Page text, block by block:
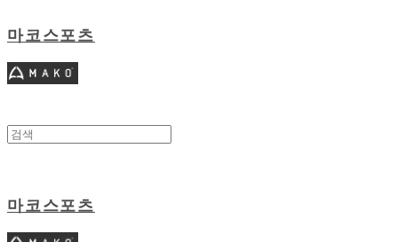
마코스포츠
마코스포츠